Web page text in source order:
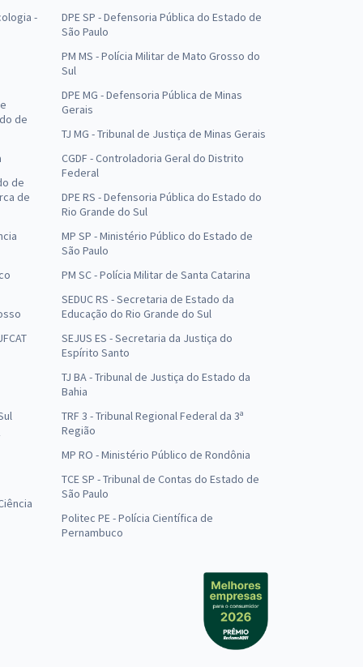
-
de
de
de
DPE SP - Defensoria Pública do Estado de
São Paulo
PM MS - Polícia Militar de Mato Grosso do
Sul
DPE MG - Defensoria Pública de Minas
Gerais
TJ MG - Tribunal de Justiça de Minas Gerais
CGDF - Controladoria Geral do Distrito
Federal
DPE RS - Defensoria Pública do Estado do
Rio Grande do Sul
MP SP - Ministério Público do Estado de
São Paulo
PM SC - Polícia Militar de Santa Catarina
SEDUC RS - Secretaria de Estado da
Educação do Rio Grande do Sul
SEJUS ES - Secretaria da Justiça do
Espírito Santo
TJ BA - Tribunal de Justiça do Estado da
Bahia
TRF 3 - Tribunal Regional Federal da 3ª
Região
MP RO - Ministério Público de Rondônia
TCE SP - Tribunal de Contas do Estado de
São Paulo
Politec PE - Polícia Científica de
Pernambuco